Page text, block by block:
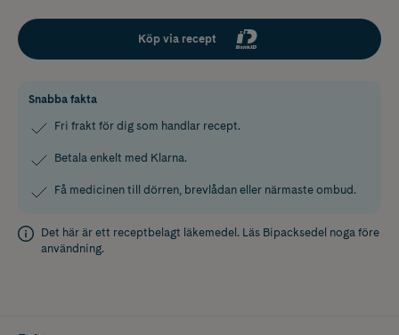
Köp via recept
Snabba fakta
Fri frakt för dig som handlar recept.
Betala enkelt med Klarna.
Få medicinen till dörren, brevlådan eller närmaste ombud.
Det här är ett receptbelagt läkemedel. Läs Bipacksedel noga före
användning.